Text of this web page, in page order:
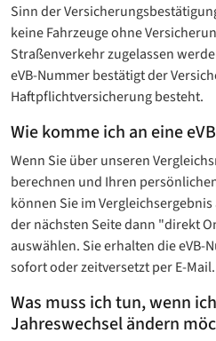
Sinn der
keine Fahrzeuge ohne
Straßenverkehr zugelassen
eVB-Nummer bestätigt der
Haftpflichtversicherung besteht.
Wie komme ich an eine
Wenn Sie über unseren
berechnen und Ihren
können Sie im
der nächsten Seite dann "direkt
auswählen. Sie erhalten die eVB-
sofort oder zeitversetzt per E-Mail.
Was muss ich tun, wenn
Jahreswechsel ändern